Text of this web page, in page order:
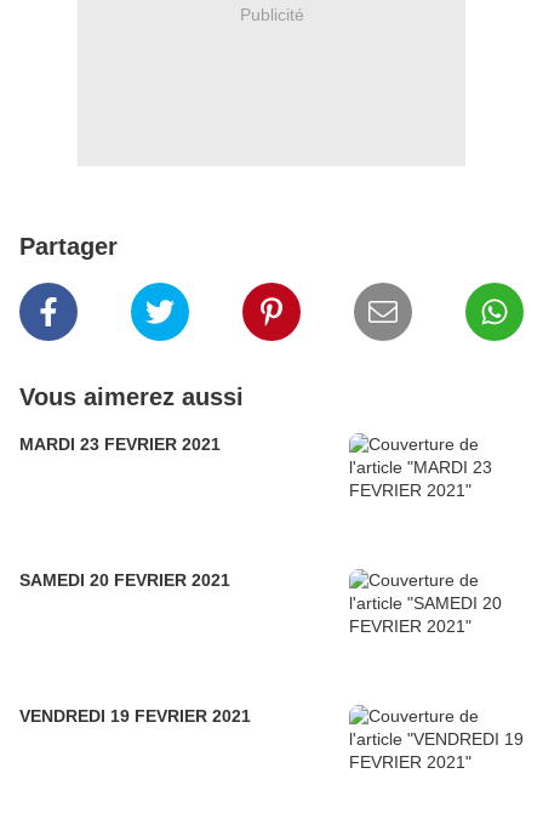
Publicité
Partager
Vous aimerez aussi
MARDI 23 FEVRIER 2021
SAMEDI 20 FEVRIER 2021
VENDREDI 19 FEVRIER 2021